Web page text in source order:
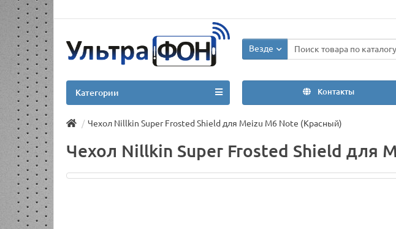
Везде
Контакты
Категории
Чехол Nillkin Super Frosted Shield для Meizu M6 Note (Красный)
Чехол Nillkin Super Frosted Shield для